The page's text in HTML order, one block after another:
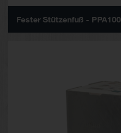
Fester Stützenfuß - PPA100